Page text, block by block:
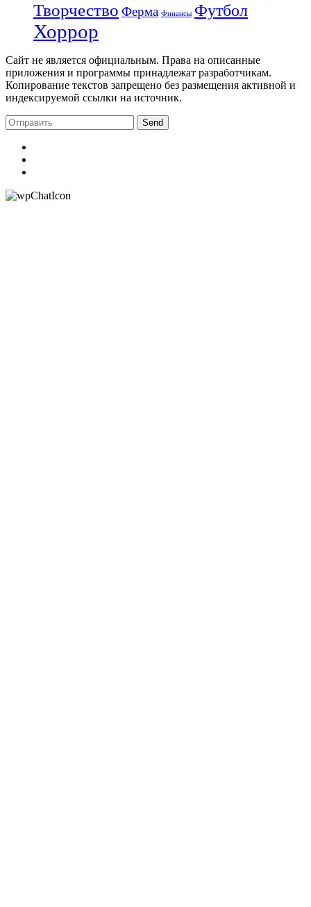
Творчество Ферма Финансы Футбол
Хоррор
Сайт не является официальным. Права на описанные
приложения и программы принадлежат разработчикам.
Копирование текстов запрещено без размещения активной и
индексируемой ссылки на источник.
Send